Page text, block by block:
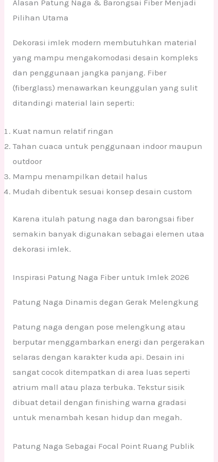
Alasan Patung Naga & Barongsai Fiber Menjadi
Pilihan Utama
Dekorasi imlek modern membutuhkan material
yang mampu mengakomodasi desain kompleks
dan penggunaan jangka panjang. Fiber
(fiberglass) menawarkan keunggulan yang sulit
ditandingi material lain seperti:
Kuat namun relatif ringan
Tahan cuaca untuk penggunaan indoor maupun
outdoor
Mampu menampilkan detail halus
Mudah dibentuk sesuai konsep desain custom
Karena itulah patung naga dan barongsai fiber
semakin banyak digunakan sebagai elemen utaa
dekorasi imlek.
Inspirasi Patung Naga Fiber untuk Imlek 2026
Patung Naga Dinamis degan Gerak Melengkung
Patung naga dengan pose melengkung atau
berputar menggambarkan energi dan pergerakan
selaras dengan karakter kuda api. Desain ini
sangat cocok ditempatkan di area luas seperti
atrium mall atau plaza terbuka. Tekstur sisik
dibuat detail dengan finishing warna gradasi
untuk menambah kesan hidup dan megah.
Patung Naga Sebagai Focal Point Ruang Publik